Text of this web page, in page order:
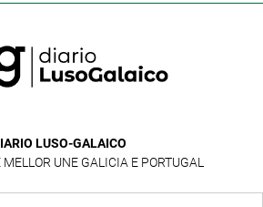
LUSO-GALAICO
UNE GALICIA E PORTUGAL